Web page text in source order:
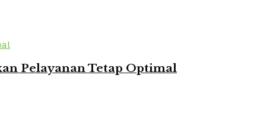
Pelayanan Tetap Optimal